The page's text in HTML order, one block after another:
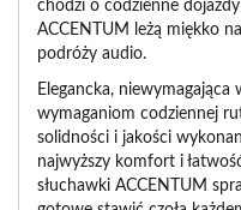
chodzi o codzienne
ACCENTUM leżą miękko
podróży audio.
Elegancka, niewymagająca
wymaganiom codziennej
solidności i jakości
najwyższy komfort i
słuchawki ACCENTUM